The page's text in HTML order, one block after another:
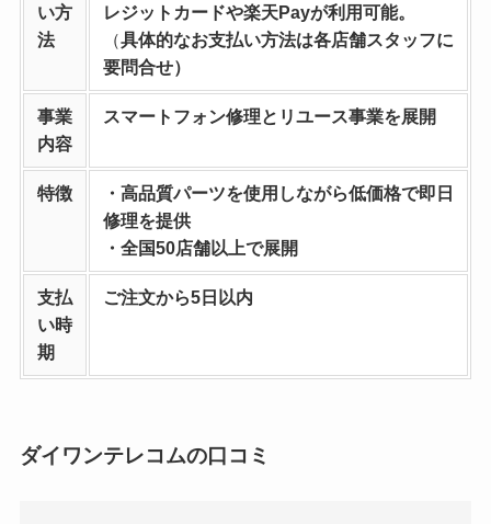
い方
法
レジットカードや楽天Payが利用可能。
（具体的なお支払い方法は各店舗スタッフに
要問合せ）
事業
内容
スマートフォン修理とリユース事業を展開
特徴
・高品質パーツを使用しながら低価格で即日
修理を提供
・全国50店舗以上で展開
支払
い時
期
ご注文から5日以内
ダイワンテレコムの口コミ